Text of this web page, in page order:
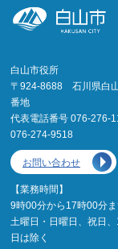
白山市役所
〒924-8688 石川県白山
番地
代表電話番号 076-276-
076-274-9518
お問い合わせ
【業務時間】
9時00分から17時00分
土曜日・日曜日、祝日
日は除く